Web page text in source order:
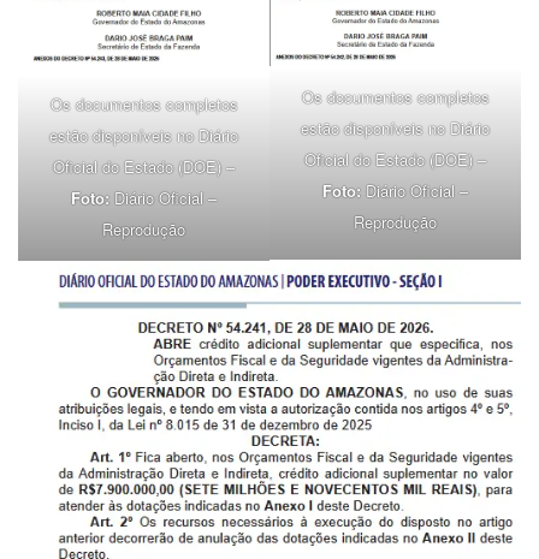
Os documentos completos
estão disponíveis no Diário
Oficial do Estado (DOE) –
Foto: Diário Oficial –
Reprodução
Os documentos completos
estão disponíveis no Diário
Oficial do Estado (DOE) –
Foto: Diário Oficial –
Reprodução